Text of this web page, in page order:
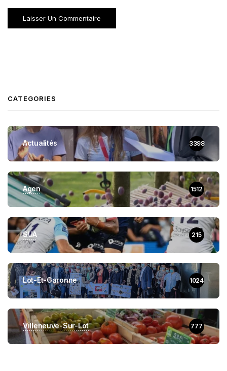
CATEGORIES
Actualités 3398
Agen 1512
SUA 215
Lot-Et-Garonne 1024
Villeneuve-Sur-Lot 777